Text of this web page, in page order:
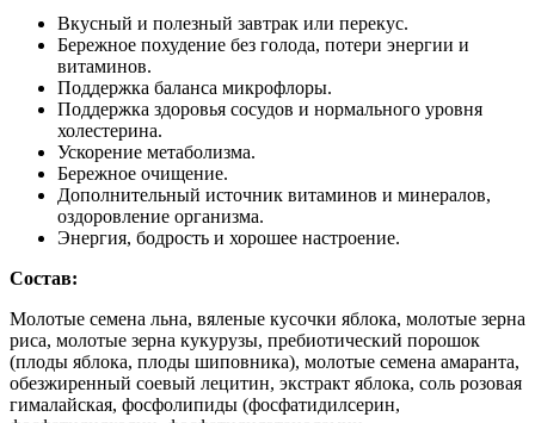
Вкусный и полезный завтрак или перекус.
Бережное похудение без голода, потери энергии и
витаминов.
Поддержка баланса микрофлоры.
Поддержка здоровья сосудов и нормального уровня
холестерина.
Ускорение метаболизма.
Бережное очищение.
Дополнительный источник витаминов и минералов,
оздоровление организма.
Энергия, бодрость и хорошее настроение.
Состав:
Молотые семена льна, вяленые кусочки яблока, молотые зерна
риса, молотые зерна кукурузы, пребиотический порошок
(плоды яблока, плоды шиповника), молотые семена амаранта,
обезжиренный соевый лецитин, экстракт яблока, соль розовая
гималайская, фосфолипиды (фосфатидилсерин,